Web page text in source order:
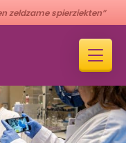
zeldzame spierziekten”